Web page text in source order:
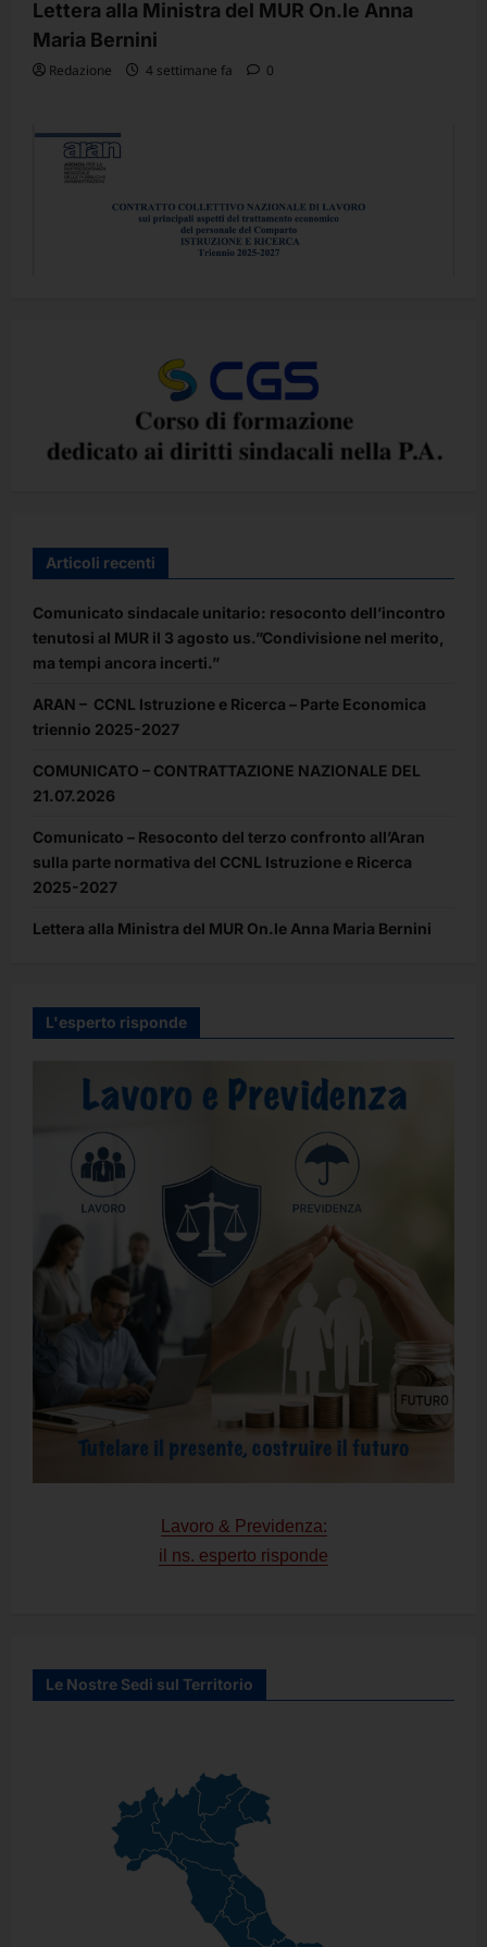
Lettera alla Ministra del MUR On.le Anna
Maria Bernini
Redazione 4 settimane fa 0
Articoli recenti
Comunicato sindacale unitario: resoconto dell’incontro
tenutosi al MUR il 3 agosto us.”Condivisione nel merito,
ma tempi ancora incerti.”
ARAN – CCNL Istruzione e Ricerca – Parte Economica
triennio 2025-2027
COMUNICATO – CONTRATTAZIONE NAZIONALE DEL
21.07.2026
Comunicato – Resoconto del terzo confronto all’Aran
sulla parte normativa del CCNL Istruzione e Ricerca
2025-2027
Lettera alla Ministra del MUR On.le Anna Maria Bernini
L'esperto risponde
Lavoro & Previdenza:
il ns. esperto risponde
Le Nostre Sedi sul Territorio